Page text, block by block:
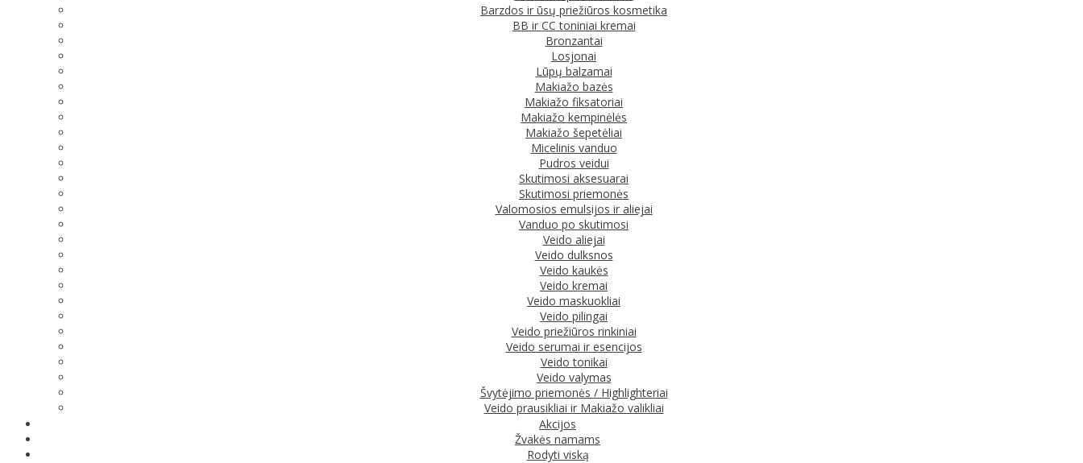
Barzdos ir ūsų priežiūros kosmetika
BB ir CC toniniai kremai
Bronzantai
Losjonai
Lūpų balzamai
Makiažo bazės
Makiažo fiksatoriai
Makiažo kempinėlės
Makiažo šepetėliai
Micelinis vanduo
Pudros veidui
Skutimosi aksesuarai
Skutimosi priemonės
Valomosios emulsijos ir aliejai
Vanduo po skutimosi
Veido aliejai
Veido dulksnos
Veido kaukės
Veido kremai
Veido maskuokliai
Veido pilingai
Veido priežiūros rinkiniai
Veido serumai ir esencijos
Veido tonikai
Veido valymas
Švytėjimo priemonės / Highlighteriai
Veido prausikliai ir Makiažo valikliai
Akcijos
Žvakės namams
Rodyti viską